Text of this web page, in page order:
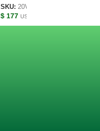
SKU: 20VBPLUS
$ 177 USD